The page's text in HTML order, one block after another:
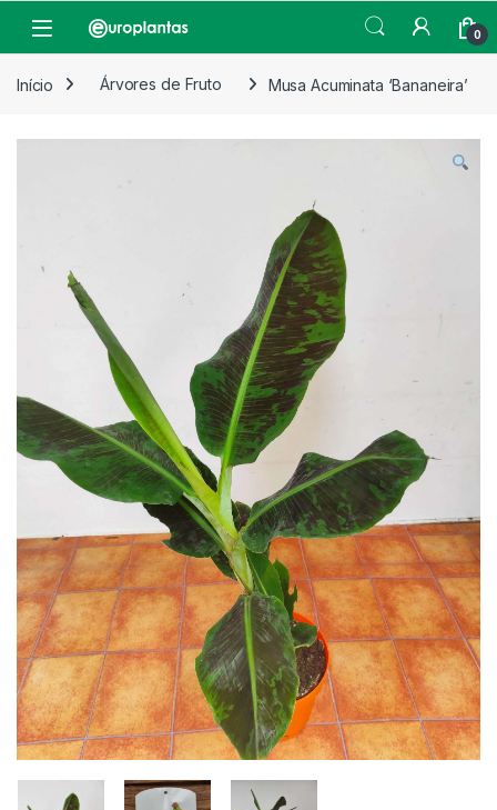
Open 0
Início Árvores de Fruto Musa Acuminata ‘Bananeira’